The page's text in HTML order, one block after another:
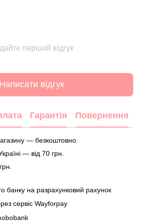
перший відгук
Написати відгук
Гарантія Повернення
— безкоштовно.
— від 70 грн.
банку на разрахунковий рахунок
сервіс Wayforpay